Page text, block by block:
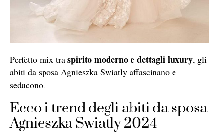
Perfetto mix tra spirito moderno e dettagli luxury, gli
abiti da sposa Agnieszka Swiatly affascinano e
seducono.
Ecco i trend degli abiti da sposa
Agnieszka Swiatly 2024